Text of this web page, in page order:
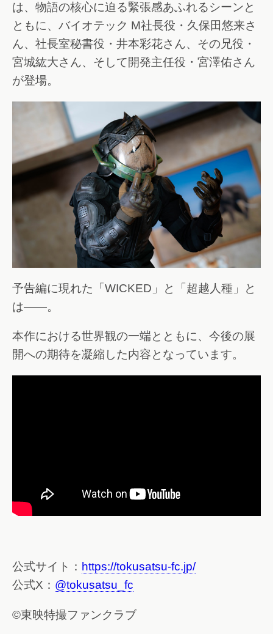
は、物語の核心に迫る緊張感あふれるシーンと
ともに、バイオテック M社長役・久保田悠来さ
ん、社長室秘書役・井本彩花さん、その兄役・
宮城紘大さん、そして開発主任役・宮澤佑さん
が登場。
予告編に現れた「WICKED」と「超越人種」と
は――。
本作における世界観の一端とともに、今後の展
開への期待を凝縮した内容となっています。
公式サイト： https://tokusatsu-fc.jp/
公式X： @tokusatsu_fc
©東映特撮ファンクラブ